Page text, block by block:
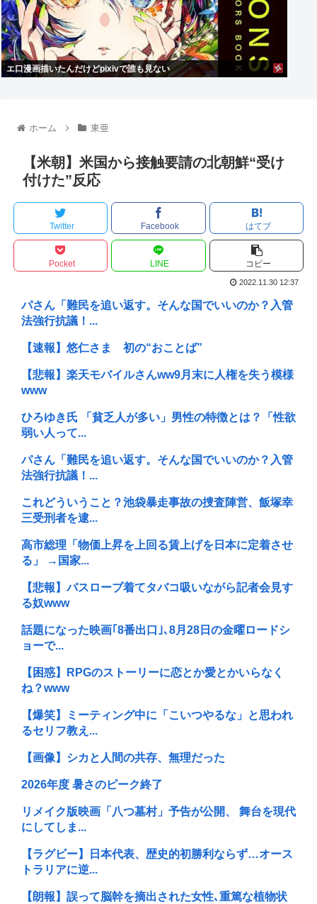
エ口漫画描いたんだけどpixivで誰も見ない
ホーム 東亜
【米朝】米国から接触要請の北朝鮮“受け
付けた”反応
Twitter Facebook はてブ
Pocket LINE コピー
2022.11.30 12:37
パさん「難民を追い返す。そんな国でいいのか？入管
法強行抗議！...
【速報】悠仁さま 初の“おことば”
【悲報】楽天モバイルさんww9月末に人権を失う模様
www
ひろゆき氏 「貧乏人が多い」男性の特徴とは？「性欲
弱い人って...
パさん「難民を追い返す。そんな国でいいのか？入管
法強行抗議！...
これどういうこと？池袋暴走事故の捜査陣営、飯塚幸
三受刑者を逮...
高市総理「物価上昇を上回る賃上げを日本に定着させ
る」 →国家...
【悲報】バスローブ着てタバコ吸いながら記者会見す
る奴www
話題になった映画｢8番出口｣､8月28日の金曜ロードシ
ョーで...
【困惑】RPGのストーリーに恋とか愛とかいらなく
ね？www
【爆笑】ミーティング中に「こいつやるな」と思われ
るセリフ教え...
【画像】シカと人間の共存、無理だった
2026年度 暑さのピーク終了
リメイク版映画「八つ墓村」予告が公開、 舞台を現代
にしてしま...
【ラグビー】日本代表、歴史的初勝利ならず…オース
トラリアに逆...
【朗報】誤って脳幹を摘出された女性､重篤な植物状